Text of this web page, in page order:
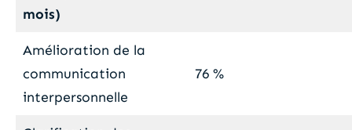
mois)
Amélioration de la
communication
interpersonnelle
76 %